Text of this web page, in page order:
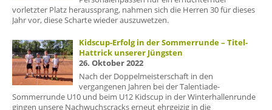
vorletzter Platz heraussprang, nahmen sich die Herren 30 für dieses
Jahr vor, diese Scharte wieder auszuwetzen.
Kidscup-Erfolg in der Sommerrunde – Titel-
Hattrick unserer Jüngsten
26. Oktober 2022
Nach der Doppelmeisterschaft in den
vergangenen Jahren bei der Talentiade-
Sommerrunde U10 und beim U12 Kidscup in der Winterhallenrunde
gingen unsere Nachwuchscracks erneut ehrgeizig in die